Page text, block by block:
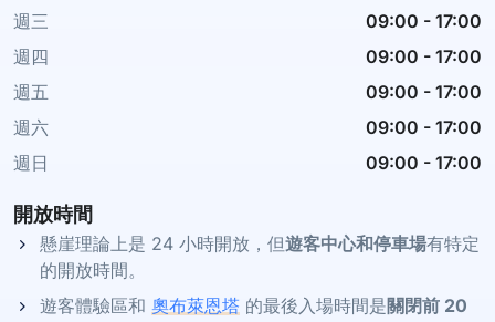
週三
09:00 - 17:00
週四
09:00 - 17:00
週五
09:00 - 17:00
週六
09:00 - 17:00
週日
09:00 - 17:00
開放時間
懸崖理論上是 24 小時開放，但遊客中心和停車場有特定
的開放時間。
遊客體驗區和 奧布萊恩塔 的最後入場時間是關閉前 20